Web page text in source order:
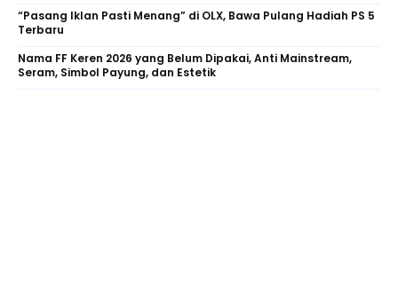
“Pasang Iklan Pasti Menang” di OLX, Bawa Pulang Hadiah PS 5
Terbaru
Nama FF Keren 2026 yang Belum Dipakai, Anti Mainstream,
Seram, Simbol Payung, dan Estetik